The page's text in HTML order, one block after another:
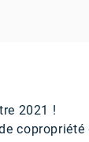
2021 !
copropriété